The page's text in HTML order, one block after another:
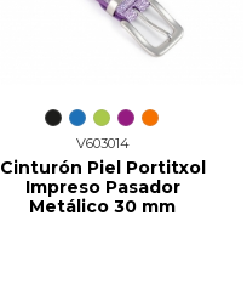
V603014
Cinturón Piel Portitxol
Impreso Pasador
Metálico 30 mm